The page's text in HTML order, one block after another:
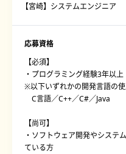
【宮崎】システムエンジニア
応募資格
【必須】
・プログラミング経験3年以上
※以下いずれかの開発言語の
C言語／C++／C#／Java
【尚可】
・ソフトウェア開発やシステ
ている方